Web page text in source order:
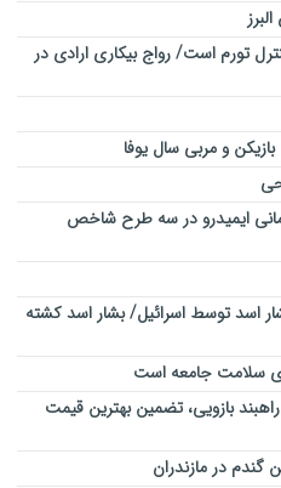
تورم است/ رواج بیکاری ارادی در
و مربی سال یوفا
تومانی ایمیدرو در سه طرح شاخص
اسد توسط اسرائیل/ بشار اسد کشته
سلامت جامعه است
بازویی، تضمین بهترین قیمت